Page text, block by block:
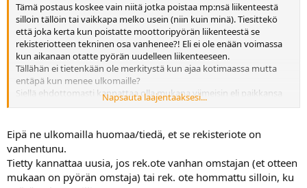
Tämä postaus koskee vain niitä jotka poistaa mp:nsä liikenteestä
silloin tällöin tai vaikkapa melko usein (niin kuin minä). Tiesittekö
että joka kerta kun poistatte moottoripyörän liikenteestä se
rekisteriotteen tekninen osa vanhenee?! Eli ei ole enään voimassa
kun aikanaan otatte pyörän uudelleen liikenteeseen.
Tällähän ei tietenkään ole merkitystä kun ajaa kotimaassa mutta
entäpä kun menee ulkomaille?
Siellä ehdottomasti kannattaa olla mukana viimeisin eli paikkansa
pitävä ja ajankohtainen rekisteriote!
Napsauta laajentaaksesi...
Eipä ne ulkomailla huomaa/tiedä, et se rekisteriote on
vanhentunu.
Tietty kannattaa uusia, jos rek.ote vanhan omstajan (et otteen
mukaan on pyörän omstaja) tai rek. ote hommattu silloin, ku